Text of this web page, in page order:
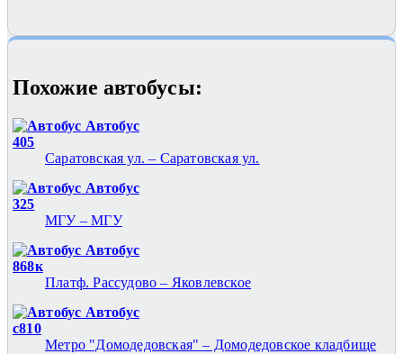
Похожие автобуcы:
Автобус
405
Саратовская ул. – Саратовская ул.
Автобус
325
МГУ – МГУ
Автобус
868к
Платф. Рассудово – Яковлевское
Автобус
с810
Метро "Домодедовская" – Домодедовское кладбище